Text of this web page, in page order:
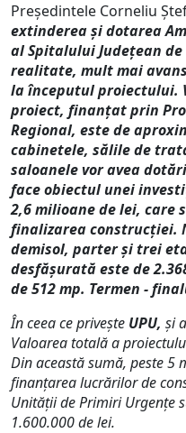
Președintele Corneliu
extinderea și dotarea
al Spitalului Județean
realitate, mult mai
la începutul proiectului.
proiect, finanțat prin
Regional, este de
cabinetele, sălile de
saloanele vor avea
face obiectul unei
2,6 milioane de lei, care
finalizarea construcției.
demisol, parter și trei
desfășurată este de
de 512 mp. Termen -
În ceea ce privește UPU, și
Valoarea totală a
Din această sumă, peste 5
finanțarea lucrărilor de
Unităţii de Primiri Urgențe
1.600.000 de lei.